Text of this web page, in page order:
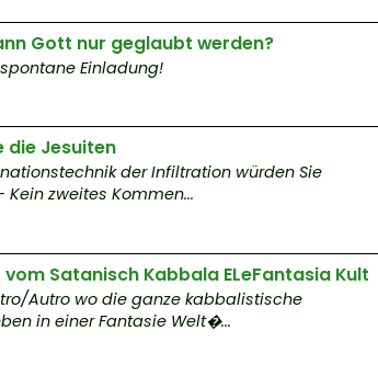
Gott nur geglaubt werden?
Einladung!
die Jesuiten
der Infiltration würden Sie
zweites Kommen...
Satanisch Kabbala ELeFantasia Kult
Autro wo die ganze kabbalistische
in einer Fantasie Welt�...